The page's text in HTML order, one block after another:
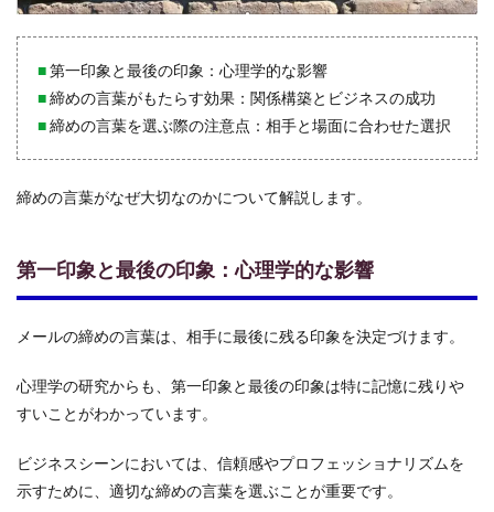
響
締め
の言
葉が
もた
果：
関係
ジネ
1.3
の言
選ぶ
注意
点：
相手
■第一印象と最後の印象：心理学的な影響
■締めの言葉がもたらす効果：関係構築とビジネスの成功
■締めの言葉を選ぶ際の注意点：相手と場面に合わせた選択
締めの言葉がなぜ大切なのかについて解説します。
第一印象と最後の印象：心理学的な影響
メールの締めの言葉は、相手に最後に残る印象を決定づけます。
心理学の研究からも、第一印象と最後の印象は特に記憶に残りや
すいことがわかっています。
ビジネスシーンにおいては、信頼感やプロフェッショナリズムを
示すために、適切な締めの言葉を選ぶことが重要です。